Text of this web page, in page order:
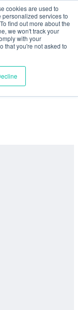
cookies are used to
services to
find out more about the
we won't track your
with your
that you're not asked to